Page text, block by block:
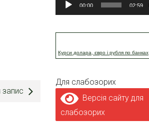
запис
00:00 02:59
Курси долара, євро і рубля по банках
Для слабозорих
Версія сайту для
слабозорих